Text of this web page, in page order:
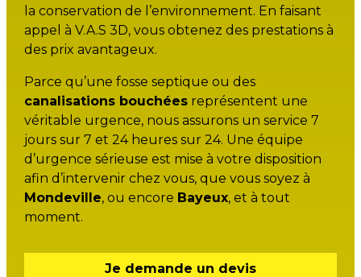
la conservation de l’environnement. En faisant
appel à V.A.S 3D, vous obtenez des prestations à
des prix avantageux.
Parce qu’une fosse septique ou des
canalisations bouchéesreprésentent une
véritable urgence, nous assurons un service 7
jours sur 7 et 24 heures sur 24. Une équipe
d’urgence sérieuse est mise à votre disposition
afin d’intervenir chez vous, que vous soyez à
Mondeville, ou encore Bayeux, et à tout
moment.
Je demande un devis